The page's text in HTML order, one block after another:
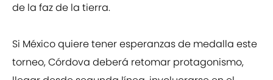
de la faz de la tierra.
Si México quiere tener esperanzas de medalla este
torneo, Córdova deberá retomar protagonismo,